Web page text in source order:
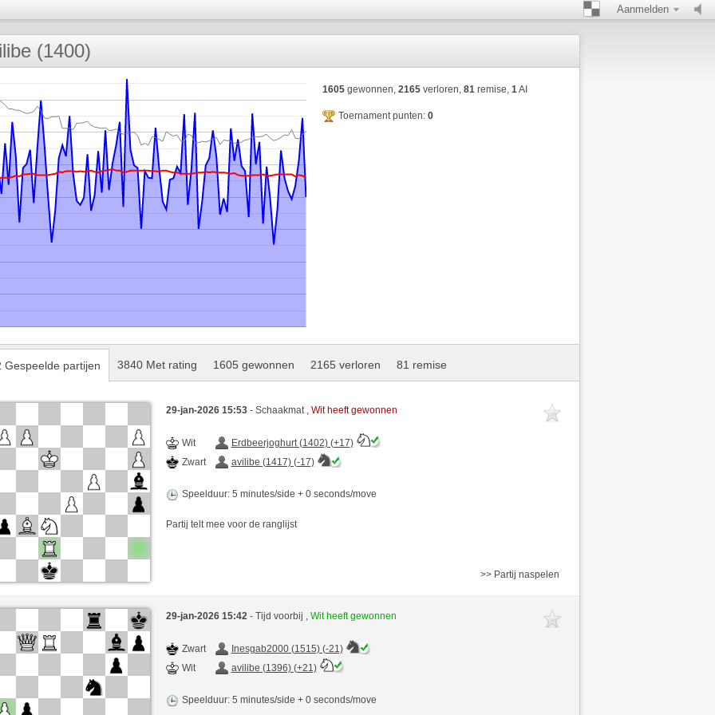
Aanmelden
(1400)
1605gewonnen, 2165verloren, 81remise, 1AI
Toernament punten: 0
Gespeelde partijen 3840 Met rating 1605 gewonnen 2165 verloren 81 remise
29-jan-2026 15:53 - Schaakmat , Wit heeft gewonnen
Wit
Erdbeerjoghurt (1402) (+17)
Zwart
avilibe (1417) (-17)
Speelduur: 5 minutes/side + 0 seconds/move
Partij telt mee voor de ranglijst
>> Partij naspelen
29-jan-2026 15:42 - Tijd voorbij , Wit heeft gewonnen
Zwart
Inesgab2000 (1515) (-21)
Wit
avilibe (1396) (+21)
Speelduur: 5 minutes/side + 0 seconds/move